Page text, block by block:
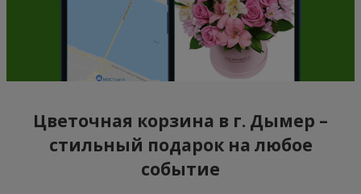
Цветочная корзина в г. Дымер –
стильный подарок на любое
событие